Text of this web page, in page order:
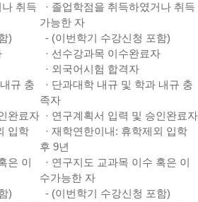
취득
)
규 충
완료자
입학
은 이
)
· 졸업학점을 취득하였거나 취득
가능한 자
- (이번학기 수강신청 포함)
· 선수강과목 이수완료자
· 외국어시험 합격자
· 단과대학 내규 및 학과 내규 충
족자
· 연구계획서 입력 및 승인완료자
· 재학연한이내: 휴학제외 입학
후 9년
· 연구지도 교과목 이수 혹은 이
수가능한 자
- (이번학기 수강신청 포함)